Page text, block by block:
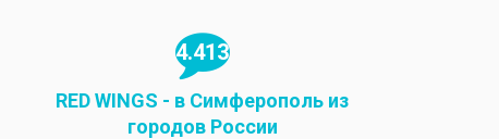
4.413
RED WINGS - в Симферополь из
городов России